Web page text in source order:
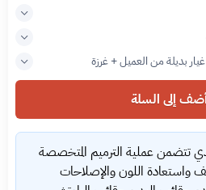
بديلة من العميل + غرزة
تتضمن عملية الترميم المتخصصة
واستعادة اللون والإصلاحات